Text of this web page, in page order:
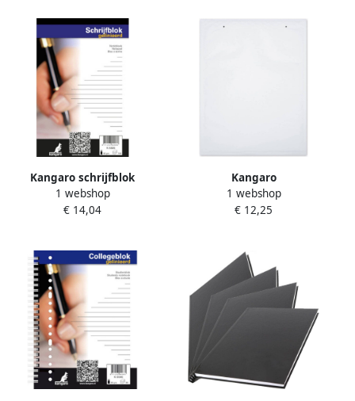
Kangaro schrijfblok
kopgeniet A5 gelinieerd wit
1 webshop
€ 14,04
Kangaro
Luchtkussenenvelop
Raadhuis 270x360mm H18
1 webshop
€ 12,25